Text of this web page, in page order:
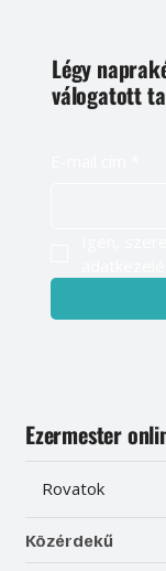
Légy
válogatott
Ezermester
Rovatok
Közérdekű